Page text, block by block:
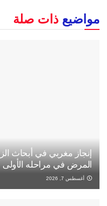
مواضيع ذات صلة
إنجاز مغربي في أبحاث
المرض في مراحله الأولى
أغسطس 7, 2026